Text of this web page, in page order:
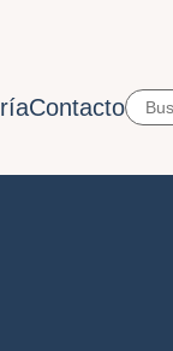
Contacto